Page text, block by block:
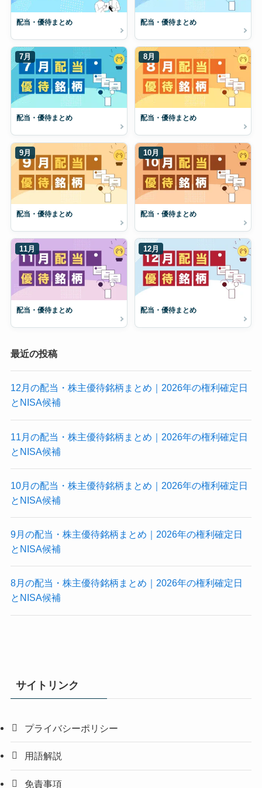
配当・優待まとめ 配当・優待まとめ
7月
配当・優待まとめ
8月
配当・優待まとめ
9月
配当・優待まとめ
10月
配当・優待まとめ
11月
配当・優待まとめ
12月
配当・優待まとめ
最近の投稿
12月の配当・株主優待銘柄まとめ｜2026年の権利確定日
とNISA候補
11月の配当・株主優待銘柄まとめ｜2026年の権利確定日
とNISA候補
10月の配当・株主優待銘柄まとめ｜2026年の権利確定日
とNISA候補
9月の配当・株主優待銘柄まとめ｜2026年の権利確定日
とNISA候補
8月の配当・株主優待銘柄まとめ｜2026年の権利確定日
とNISA候補
サイトリンク
プライバシーポリシー
用語解説
免責事項